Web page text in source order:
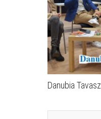
Danubia Tavasz